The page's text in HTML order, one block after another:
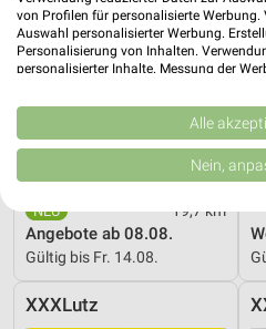
19,7 km
Angebote ab 08.08.
Gültig bis Fr. 14.08.
XXXLutz
von Profilen für personalisierte
Auswahl personalisierter Werbung.
Personalisierung von Inhalten.
personalisierter Inhalte. Messung der
Kombinationen von Daten aus
Verbesserung der Angebote.
von Inhalten.
Daten können außerhalb der
USA gesendet werden.
Website/App.
Partnerliste anzeigen (1 IAB-
IAB-Verarbeitungszwecke:
Alle
Nein,